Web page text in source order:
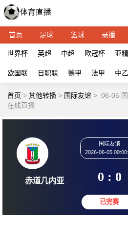
首页 足球 篮球 录播
世界杯 英超 中超 欧冠杯 亚
欧国联 日职联 德甲 法甲 中乙
首页 > 其他转播 > 国际友谊 > 06-05
在线直播
国